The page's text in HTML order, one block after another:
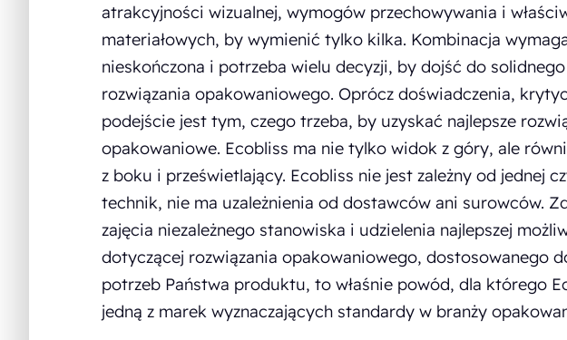
atrakcyjności wizualnej, wymogów przechowywania i
materiałowych, by wymienić tylko kilka. Kombinacja
nieskończona i potrzeba wielu decyzji, by dojść do solidnego
rozwiązania opakowaniowego. Oprócz doświadczenia,
podejście jest tym, czego trzeba, by uzyskać najlepsze
opakowaniowe. Ecobliss ma nie tylko widok z góry, ale
z boku i prześwietlający. Ecobliss nie jest zależny od jednej
technik, nie ma uzależnienia od dostawców ani surowców.
zajęcia niezależnego stanowiska i udzielenia najlepszej
dotyczącej rozwiązania opakowaniowego, dostosowanego
potrzeb Państwa produktu, to właśnie powód, dla którego
jedną z marek wyznaczających standardy w branży